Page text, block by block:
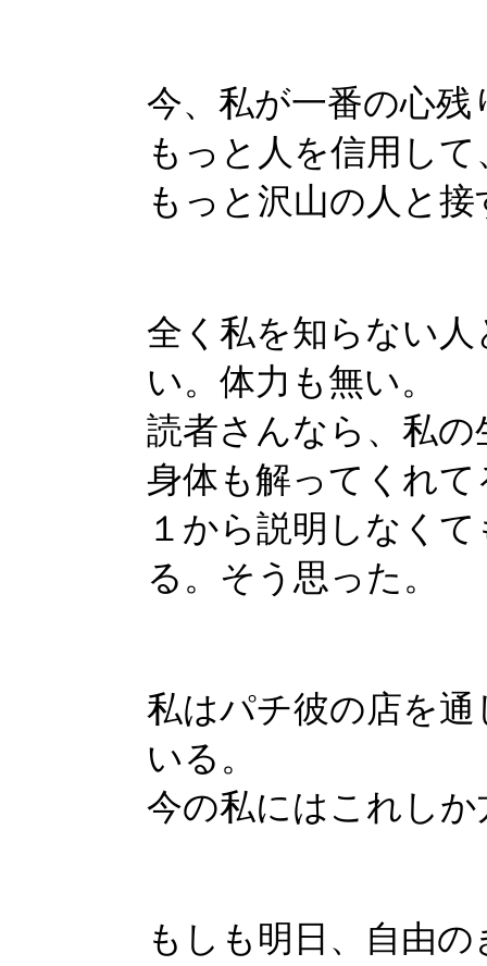
今、私が一番の心残
もっと人を信用し
もっと沢山の人と
全く私を知らない
い。体力も無い。
読者さんなら、私
身体も解ってくれて
１から説明しなく
る。そう思った。
私はパチ彼の店を
いる。
今の私にはこれし
もしも明日、自由